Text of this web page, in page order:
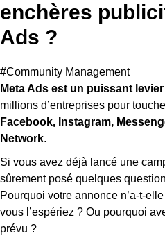
enchères
Ads ?
#Community Management
Meta Ads est un puissant
millions d’entreprises pour
Facebook, Instagram,
Network.
Si vous avez déjà lancé une
sûrement posé quelques
Pourquoi votre annonce n’a-t-
vous l’espériez ? Ou pourquoi
prévu ?